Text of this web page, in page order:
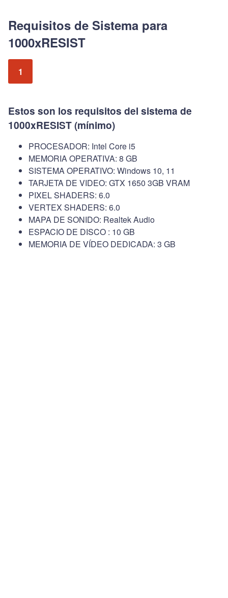
Requisitos de Sistema para
1000xRESIST
1
Estos son los requisitos del sistema de
1000xRESIST (mínimo)
PROCESADOR: Intel Core i5
MEMORIA OPERATIVA: 8 GB
SISTEMA OPERATIVO: Windows 10, 11
TARJETA DE VIDEO: GTX 1650 3GB VRAM
PIXEL SHADERS: 6.0
VERTEX SHADERS: 6.0
MAPA DE SONIDO: Realtek Audio
ESPACIO DE DISCO : 10 GB
MEMORIA DE VÍDEO DEDICADA: 3 GB